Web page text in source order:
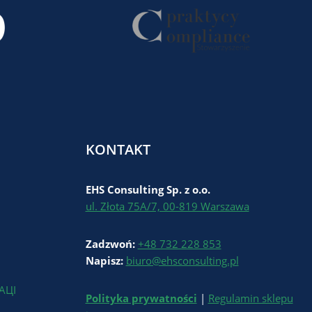
KONTAKT
EHS Consulting Sp. z o.o.
ul. Złota 75A/7, 00-819 Warszawa
Zadzwoń: +48 732 228 853
Napisz: biuro@ehsconsulting.pl
Polityka prywatności | Regulamin sklepu